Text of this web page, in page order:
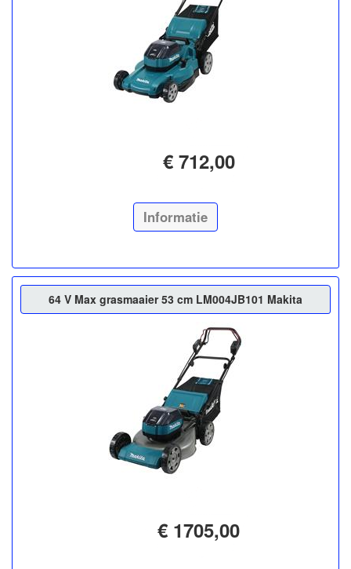
€ 712,00
Informatie
64 V Max grasmaaier 53 cm LM004JB101 Makita
€ 1705,00